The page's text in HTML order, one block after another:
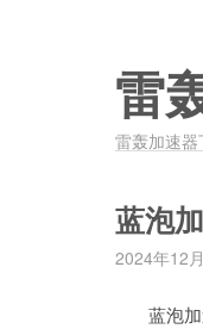
雷
雷轰加速
蓝泡
2024年12
蓝泡加